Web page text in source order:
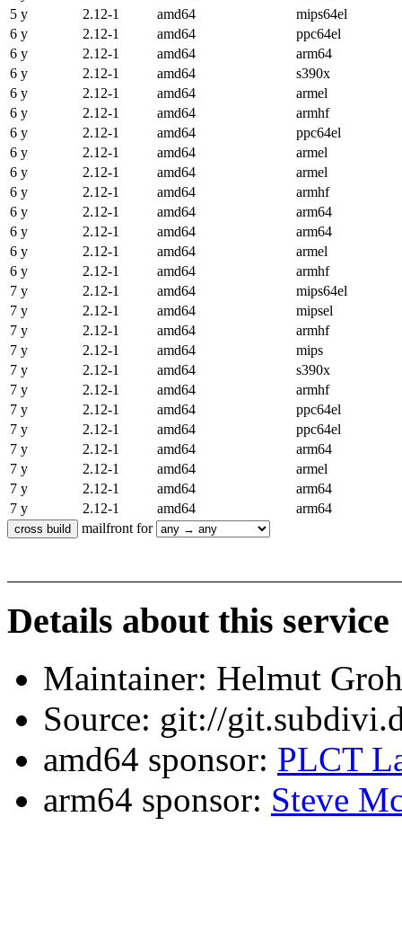
5 y
2.12-1 amd64
mips64el
6 y
2.12-1 amd64
ppc64el
6 y
2.12-1 amd64
arm64
6 y
2.12-1 amd64
s390x
6 y
2.12-1 amd64
armel
6 y
2.12-1 amd64
armhf
6 y
2.12-1 amd64
ppc64el
6 y
2.12-1 amd64
armel
6 y
2.12-1 amd64
armel
6 y
2.12-1 amd64
armhf
6 y
2.12-1 amd64
arm64
6 y
2.12-1 amd64
arm64
6 y
2.12-1 amd64
armel
6 y
2.12-1 amd64
armhf
7 y
2.12-1 amd64
mips64el
7 y
2.12-1 amd64
mipsel
7 y
2.12-1 amd64
armhf
7 y
2.12-1 amd64
mips
7 y
2.12-1 amd64
s390x
7 y
2.12-1 amd64
armhf
7 y
2.12-1 amd64
ppc64el
7 y
2.12-1 amd64
ppc64el
7 y
2.12-1 amd64
arm64
7 y
2.12-1 amd64
armel
7 y
2.12-1 amd64
arm64
7 y
2.12-1 amd64
arm64
mailfront for
Details about this service
Maintainer: Helmut
Source: git://
amd64 sponsor: PLCT
arm64 sponsor: Steve